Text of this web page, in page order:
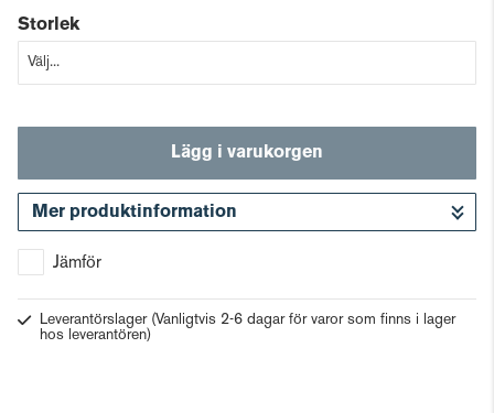
Storlek
Lägg i varukorgen
Mer produktinformation
Jämför
Leverantörslager (Vanligtvis 2-6 dagar för varor som finns i lager
hos leverantören)